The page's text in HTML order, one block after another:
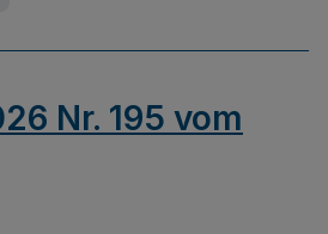
Nr. 195 vom